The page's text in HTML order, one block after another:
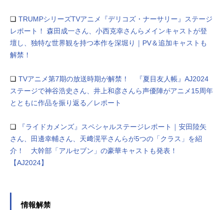
❏ TRUMPシリーズTVアニメ『デリコズ・ナーサリー』ステージ
レポート！ 森田成一さん、小西克幸さんらメインキャストが登
壇し、独特な世界観を持つ本作を深堀り｜PV＆追加キャストも
解禁！
❏ TVアニメ第7期の放送時期が解禁！ 『夏目友人帳』AJ2024
ステージで神谷浩史さん、井上和彦さんら声優陣がアニメ15周年
とともに作品を振り返る／レポート
❏
『ライドカメンズ』スペシャルステージレポート｜安田陸矢
さん、田邊幸輔さん、天﨑滉平さんらが5つの「クラス」を紹
介！ 大幹部「アルセブン」の豪華キャストも発表！
【AJ2024】
情報解禁